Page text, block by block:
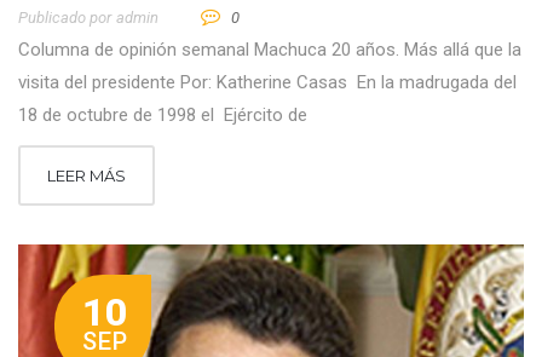
Publicado por Admin 0
Columna de opinión semanal Machuca 20 años. Más allá que la
visita del presidente Por: Katherine Casas En la madrugada del
18 de octubre de 1998 el Ejército de
LEER MÁS
10
SEP